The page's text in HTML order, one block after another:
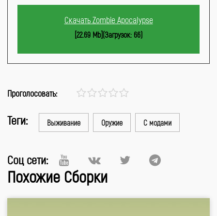
Скачать Zombie Apocalypse
[22.69 Mb](Загрузок: 66)
Проголосовать:
Теги: Выживание Оружие C модами
Соц сети:
Похожие Сборки